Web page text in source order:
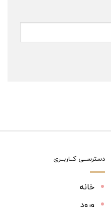
دسترســی کــاربــری
خانه